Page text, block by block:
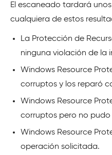
El escaneado tardará
cualquiera de estos
La Protección de
ninguna violación de la
Windows Resource
corruptos y los reparó
Windows Resource
corruptos pero no pudo
Windows Resource
operación solicitada.